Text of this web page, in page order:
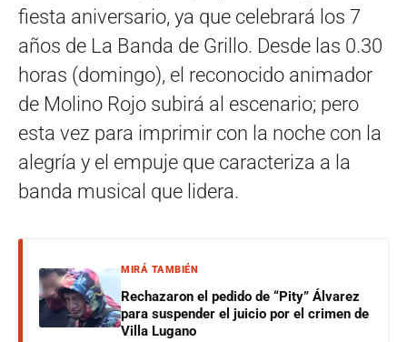
fiesta aniversario, ya que celebrará los 7
años de La Banda de Grillo. Desde las 0.30
horas (domingo), el reconocido animador
de Molino Rojo subirá al escenario; pero
esta vez para imprimir con la noche con la
alegría y el empuje que caracteriza a la
banda musical que lidera.
MIRÁ TAMBIÉN
Rechazaron el pedido de “Pity” Álvarez
para suspender el juicio por el crimen de
Villa Lugano